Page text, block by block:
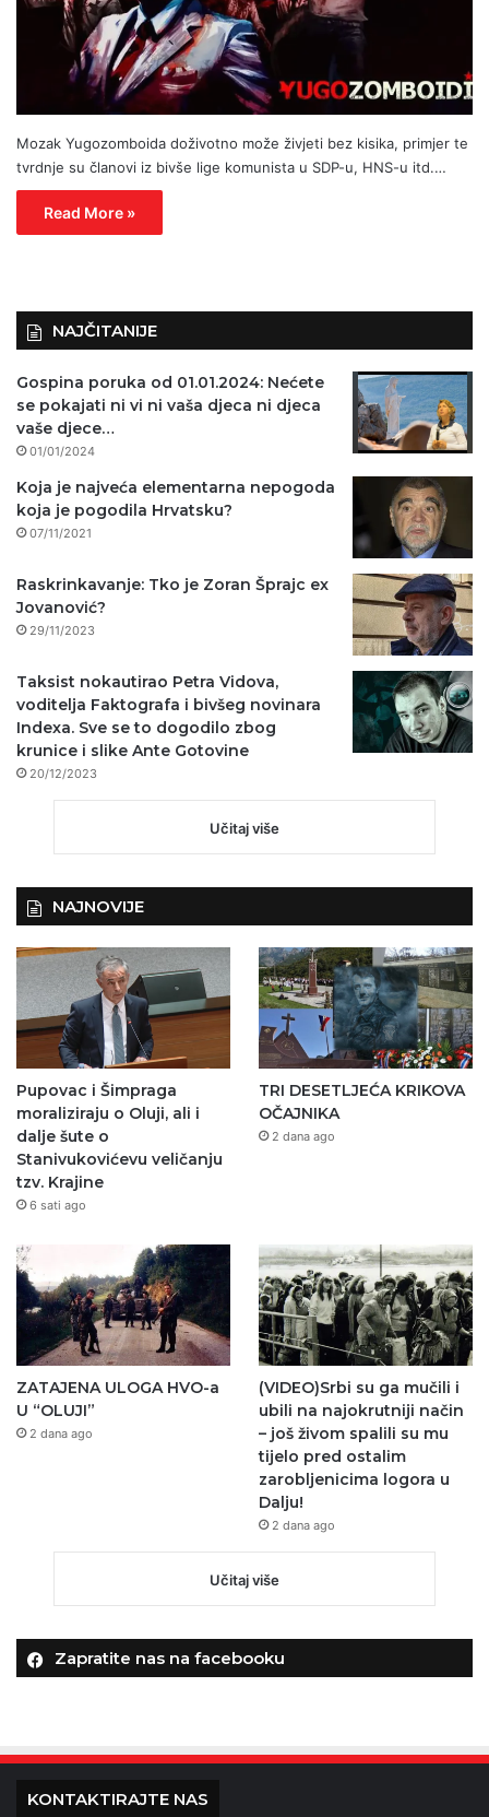
Mozak Yugozomboida doživotno može živjeti bez kisika, primjer te
tvrdnje su članovi iz bivše lige komunista u SDP-u, HNS-u itd.…
Read More »
NAJČITANIJE
Gospina poruka od 01.01.2024: Nećete
se pokajati ni vi ni vaša djeca ni djeca
vaše djece…
01/01/2024
Koja je najveća elementarna nepogoda
koja je pogodila Hrvatsku?
07/11/2021
Raskrinkavanje: Tko je Zoran Šprajc ex
Jovanović?
29/11/2023
Taksist nokautirao Petra Vidova,
voditelja Faktografa i bivšeg novinara
Indexa. Sve se to dogodilo zbog
krunice i slike Ante Gotovine
20/12/2023
Učitaj više
NAJNOVIJE
Pupovac i Šimpraga
moraliziraju o Oluji, ali i
dalje šute o
Stanivukovićevu veličanju
tzv. Krajine
6 sati ago
TRI DESETLJEĆA KRIKOVA
OČAJNIKA
2 dana ago
ZATAJENA ULOGA HVO-a
U “OLUJI”
2 dana ago
(VIDEO)Srbi su ga mučili i
ubili na najokrutniji način
– još živom spalili su mu
tijelo pred ostalim
zarobljenicima logora u
Dalju!
2 dana ago
Učitaj više
Zapratite nas na facebooku
KONTAKTIRAJTE NAS